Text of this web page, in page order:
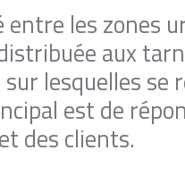
entre les zones
aux
lesquelles se
est de
des clients.